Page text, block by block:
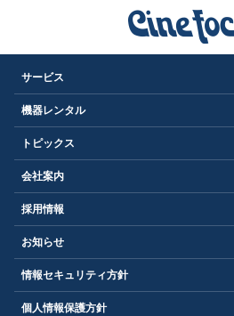
サービス
機器レンタル
トピックス
会社案内
採用情報
お知らせ
情報セキュリティ方針
個人情報保護方針